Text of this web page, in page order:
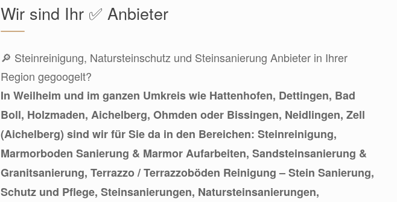
Wir sind Ihr ✅ Anbieter
🔎 Steinreinigung, Natursteinschutz und Steinsanierung Anbieter in Ihrer
Region gegoogelt?
In Weilheim und im ganzen Umkreis wie Hattenhofen, Dettingen, Bad
Boll, Holzmaden, Aichelberg, Ohmden oder Bissingen, Neidlingen, Zell
(Aichelberg) sind wir für Sie da in den Bereichen: Steinreinigung,
Marmorboden Sanierung & Marmor Aufarbeiten, Sandsteinsanierung &
Granitsanierung, Terrazzo / Terrazzoböden Reinigung – Stein Sanierung,
Schutz und Pflege, Steinsanierungen, Natursteinsanierungen,